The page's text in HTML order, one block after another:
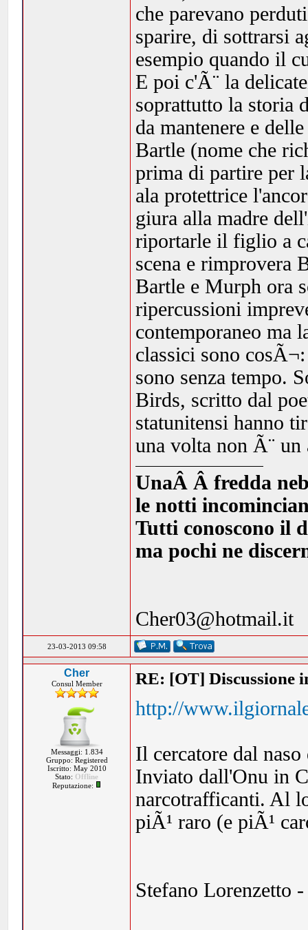
che parevano
sparire, di sottrarsi
esempio quando il
E poi c'Ã¨ la
soprattutto la storia
da mantenere e
Bartle (nome che
prima di partire per
ala protettrice
giura alla madre
riportarle il figlio a
scena e rimprovera
Bartle e Murph ora
ripercussioni
contemporaneo ma
classici sono
sono senza tempo.
Birds, scritto dal
statunitensi hanno
una volta non Ã¨
UnaÂ Â fredda
le notti
Tutti conoscono il
ma pochi ne
Cher03@hotmail.it
23-03-2013 09:58
Cher
Consul Member
Messaggi: 1.834
Gruppo: Registered
Iscritto: May 2010
Stato: Offline
Reputazione:
RE: [OT] Discussione
http://
Il cercatore dal
Inviato dall'Onu in
narcotrafficanti. Al
piÃ¹ raro (e piÃ¹
Stefano Lorenzetto